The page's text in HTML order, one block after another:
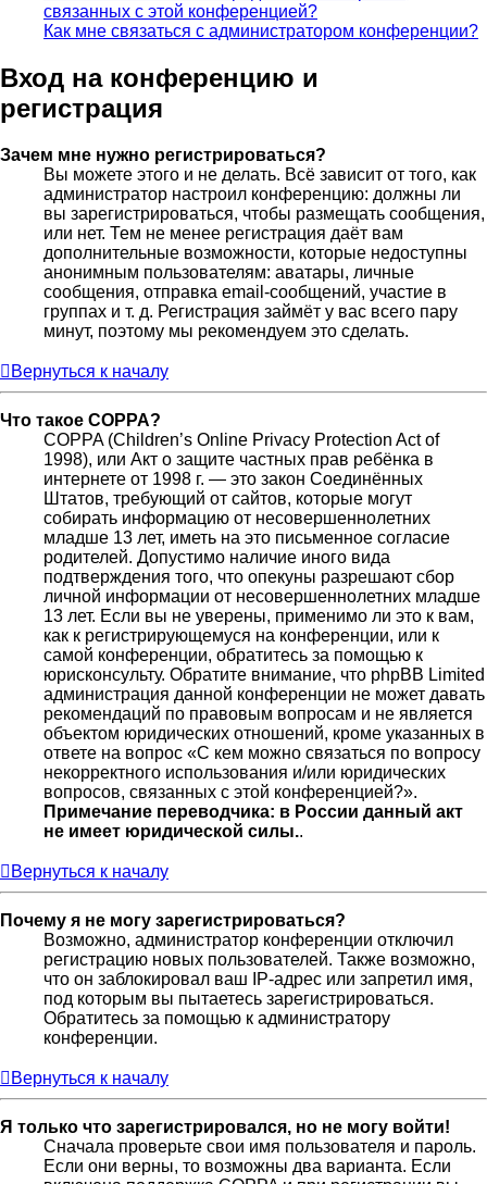
связанных с этой конференцией?
Как мне связаться с администратором конференции?
Вход на конференцию и
регистрация
Зачем мне нужно регистрироваться?
Вы можете этого и не делать. Всё зависит от того, как
администратор настроил конференцию: должны ли
вы зарегистрироваться, чтобы размещать сообщения,
или нет. Тем не менее регистрация даёт вам
дополнительные возможности, которые недоступны
анонимным пользователям: аватары, личные
сообщения, отправка email-сообщений, участие в
группах и т. д. Регистрация займёт у вас всего пару
минут, поэтому мы рекомендуем это сделать.
Вернуться к началу
Что такое COPPA?
COPPA (Children’s Online Privacy Protection Act of
1998), или Акт о защите частных прав ребёнка в
интернете от 1998 г. — это закон Соединённых
Штатов, требующий от сайтов, которые могут
собирать информацию от несовершеннолетних
младше 13 лет, иметь на это письменное согласие
родителей. Допустимо наличие иного вида
подтверждения того, что опекуны разрешают сбор
личной информации от несовершеннолетних младше
13 лет. Если вы не уверены, применимо ли это к вам,
как к регистрирующемуся на конференции, или к
самой конференции, обратитесь за помощью к
юрисконсульту. Обратите внимание, что phpBB Limited
администрация данной конференции не может давать
рекомендаций по правовым вопросам и не является
объектом юридических отношений, кроме указанных в
ответе на вопрос «С кем можно связаться по вопросу
некорректного использования и/или юридических
вопросов, связанных с этой конференцией?».
Примечание переводчика: в России данный акт
не имеет юридической силы..
Вернуться к началу
Почему я не могу зарегистрироваться?
Возможно, администратор конференции отключил
регистрацию новых пользователей. Также возможно,
что он заблокировал ваш IP-адрес или запретил имя,
под которым вы пытаетесь зарегистрироваться.
Обратитесь за помощью к администратору
конференции.
Вернуться к началу
Я только что зарегистрировался, но не могу войти!
Сначала проверьте свои имя пользователя и пароль.
Если они верны, то возможны два варианта. Если